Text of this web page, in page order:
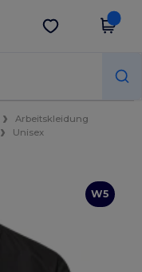
App holen
Arbeitskleidung
Unisex
W5